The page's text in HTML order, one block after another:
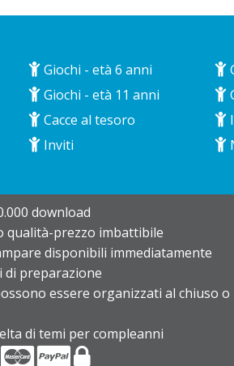
Giochi - età 6 anni
Giochi - età 11 anni
Cacce al tesoro
Inviti
download
qualità-prezzo imbattibile
disponibili immediatamente
di preparazione
essere organizzati al chiuso o
di temi per compleanni